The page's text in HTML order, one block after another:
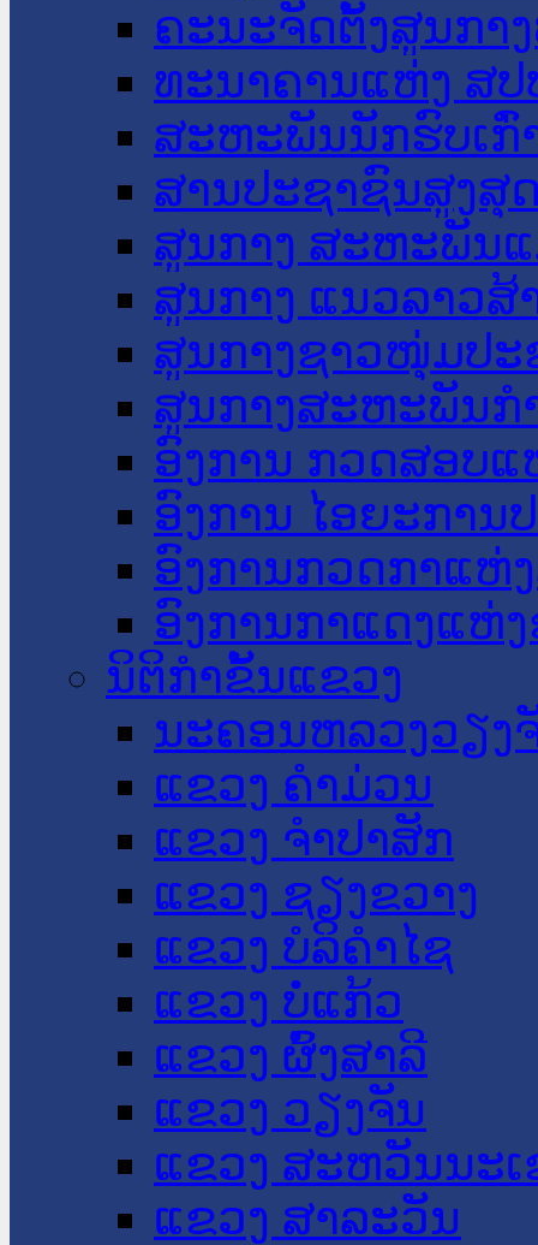
ຄະນະຈັດຕັ້ງສູນກາ
ທະນາຄານແຫ່ງ ສປ
ສະຫະພັນນັກຮົບເກົ່
ສານປະຊາຊົນສູງສຸ
ສູນກາງ ສະຫະພັນ
ສູນກາງ ແນວລາວສ້
ສູນກາງຊາວໜຸ່ມປະ
ສູນກາງສະຫະພັນກ
ອົງການ ກວດສອບແ
ອົງການ ໄອຍະການ
ອົງການກວດກາແຫ່
ອົງການກາແດງແຫ່
ນິຕິກໍາຂັ້ນແຂວງ
ນະ​ຄອນ​ຫລວງວຽງ
ແຂວງ ຄໍາມ່ວນ
ແຂວງ ຈໍາປາສັກ
ແຂວງ ຊຽງຂວາງ
ແຂວງ ບໍລິຄໍາໄຊ
ແຂວງ ບໍ່ແກ້ວ
ແຂວງ ຜົ້ງສາລີ
ແຂວງ ວຽງຈັນ
ແຂວງ ສະຫວັນນະ
ແຂວງ ສາລະວັນ